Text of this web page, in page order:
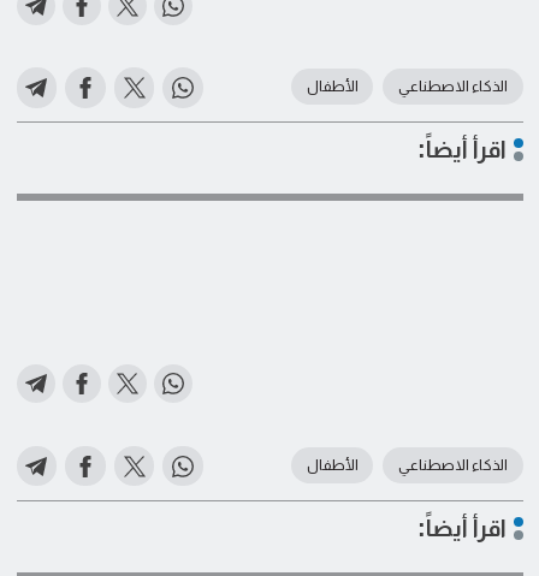
الذكاء الاصطناعي الأطفال
اقرأ أيضاً:
الذكاء الاصطناعي الأطفال
اقرأ أيضاً: